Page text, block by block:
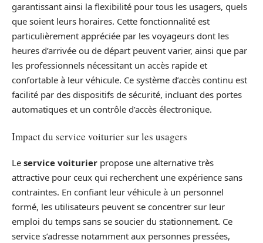
garantissant ainsi la flexibilité pour tous les usagers, quels
que soient leurs horaires. Cette fonctionnalité est
particulièrement appréciée par les voyageurs dont les
heures d’arrivée ou de départ peuvent varier, ainsi que par
les professionnels nécessitant un accès rapide et
confortable à leur véhicule. Ce système d’accès continu est
facilité par des dispositifs de sécurité, incluant des portes
automatiques et un contrôle d’accès électronique.
Impact du service voiturier sur les usagers
Le service voiturier propose une alternative très
attractive pour ceux qui recherchent une expérience sans
contraintes. En confiant leur véhicule à un personnel
formé, les utilisateurs peuvent se concentrer sur leur
emploi du temps sans se soucier du stationnement. Ce
service s’adresse notamment aux personnes pressées,